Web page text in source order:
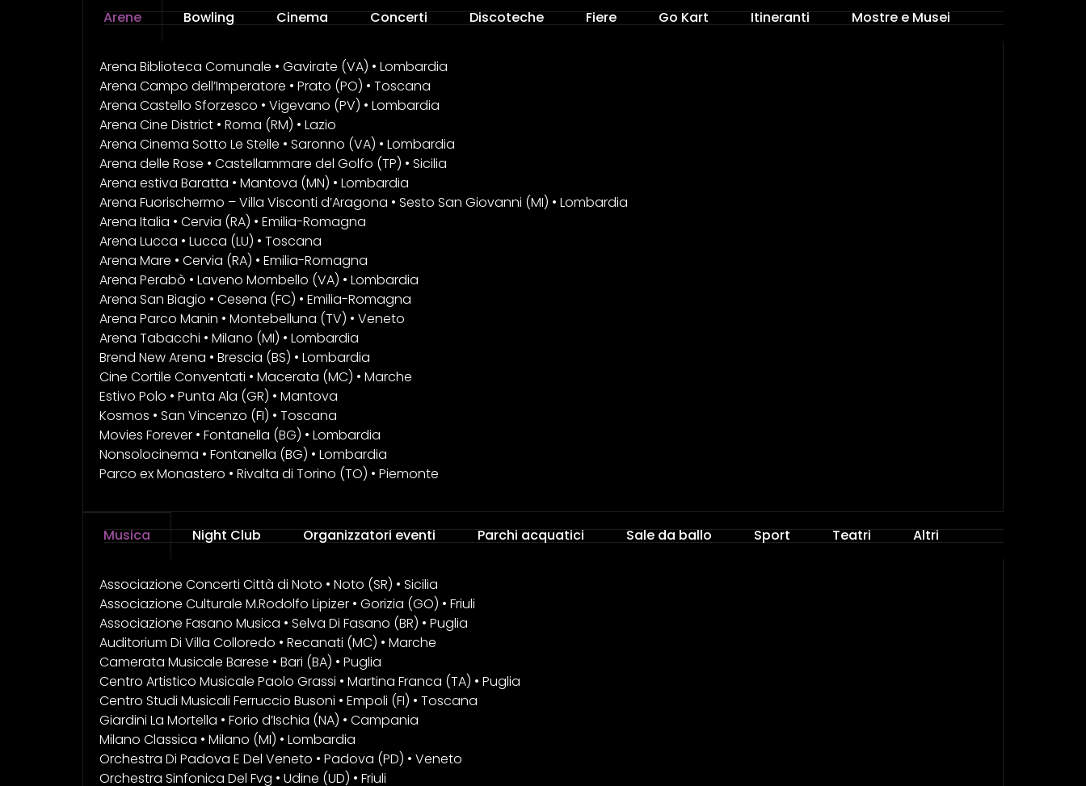
Arene Bowling Cinema Concerti Discoteche Fiere Go Kart Itineranti Mostre e Musei
Arena Biblioteca Comunale • Gavirate (VA) • Lombardia
Arena Campo dell’Imperatore • Prato (PO) • Toscana
Arena Castello Sforzesco • Vigevano (PV) • Lombardia
Arena Cine District • Roma (RM) • Lazio
Arena Cinema Sotto Le Stelle • Saronno (VA) • Lombardia
Arena delle Rose • Castellammare del Golfo (TP) • Sicilia
Arena estiva Baratta • Mantova (MN) • Lombardia
Arena Fuorischermo – Villa Visconti d’Aragona • Sesto San Giovanni (MI) • Lombardia
Arena Italia • Cervia (RA) • Emilia-Romagna
Arena Lucca • Lucca (LU) • Toscana
Arena Mare • Cervia (RA) • Emilia-Romagna
Arena Perabò • Laveno Mombello (VA) • Lombardia
Arena San Biagio • Cesena (FC) • Emilia-Romagna
Arena Parco Manin • Montebelluna (TV) • Veneto
Arena Tabacchi • Milano (MI) • Lombardia
Brend New Arena • Brescia (BS) • Lombardia
Cine Cortile Conventati • Macerata (MC) • Marche
Estivo Polo • Punta Ala (GR) • Mantova
Kosmos • San Vincenzo (FI) • Toscana
Movies Forever • Fontanella (BG) • Lombardia
Nonsolocinema • Fontanella (BG) • Lombardia
Parco ex Monastero • Rivalta di Torino (TO) • Piemonte
Musica Night Club Organizzatori eventi Parchi acquatici Sale da ballo Sport Teatri Altri
Associazione Concerti Città di Noto • Noto (SR) • Sicilia
Associazione Culturale M.Rodolfo Lipizer • Gorizia (GO) • Friuli
Associazione Fasano Musica • Selva Di Fasano (BR) • Puglia
Auditorium Di Villa Colloredo • Recanati (MC) • Marche
Camerata Musicale Barese • Bari (BA) • Puglia
Centro Artistico Musicale Paolo Grassi • Martina Franca (TA) • Puglia
Centro Studi Musicali Ferruccio Busoni • Empoli (FI) • Toscana
Giardini La Mortella • Forio d’Ischia (NA) • Campania
Milano Classica • Milano (MI) • Lombardia
Orchestra Di Padova E Del Veneto • Padova (PD) • Veneto
Orchestra Sinfonica Del Fvg • Udine (UD) • Friuli